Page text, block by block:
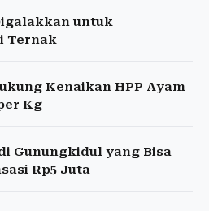
untuk
Ternak
Kenaikan HPP Ayam
Kg
Gunungkidul yang Bisa
Rp5 Juta